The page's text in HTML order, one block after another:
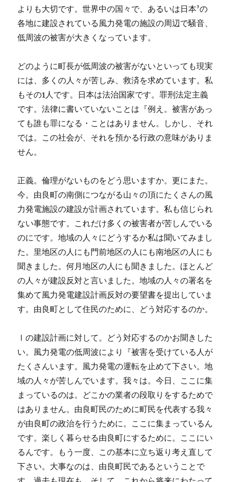
よりも大切です。世界中の国々で、あるいは日本’の
各地に建設されている風力発電の施設の周辺で騒音、
低周波の被害が大きくなっています。
どのように町長が低周波の被害がないといっても現実
には、多くの人々が苦しみ、救済を求めています。私
もその1人です。日本は法治国家です。罪刑法定主義
です。法律に書いていないことは『例え。被害があっ
ても誰も罪になる・ことはありません。しかし、それ
では。この社会が、それを預かる行政の意味がありま
せん。
正義。倫理がないものをどう思いますか。更にまた。
今。由良町の南側につながる山々の頂にたくさんの風
力発電施設の建設が計画されています。私も信じられ
ない事態です。これだけ多くの被害者が苦しんでいる
のにです。地域の人々にどうするか私は聞いてみまし
た。里地区の人にも門前地区の人にも南地区の人にも
聞きました。何月地区の人にも聞きました。ほとんど
の人々が建設反対と言いました。地域の人々の署名を
集めて風力発電建設計画反対の要望書を提出していま
す。由良町として住民のために、どう対応するのか。
Ⅰの建設計画に対して。どう対応するのかお聞きした
い。風力発電の低周波により『被害を受けている人が
たくさんいます。風力発電の運転を止めて下さい。地
域の人々が苦しんでいます。我々は。今日、ここに集
まっているのは。どこかの業者の段取りをするためで
はありません。由良町民のために町民を代表する我々
が由良町の政治を行うために。ここに集まっているん
です。楽しく暮らせる由良町にするために。ここにい
るんです。もう一度、この基本に立ち返り考え直して
下さい。大事なのは、由良町民であるということで